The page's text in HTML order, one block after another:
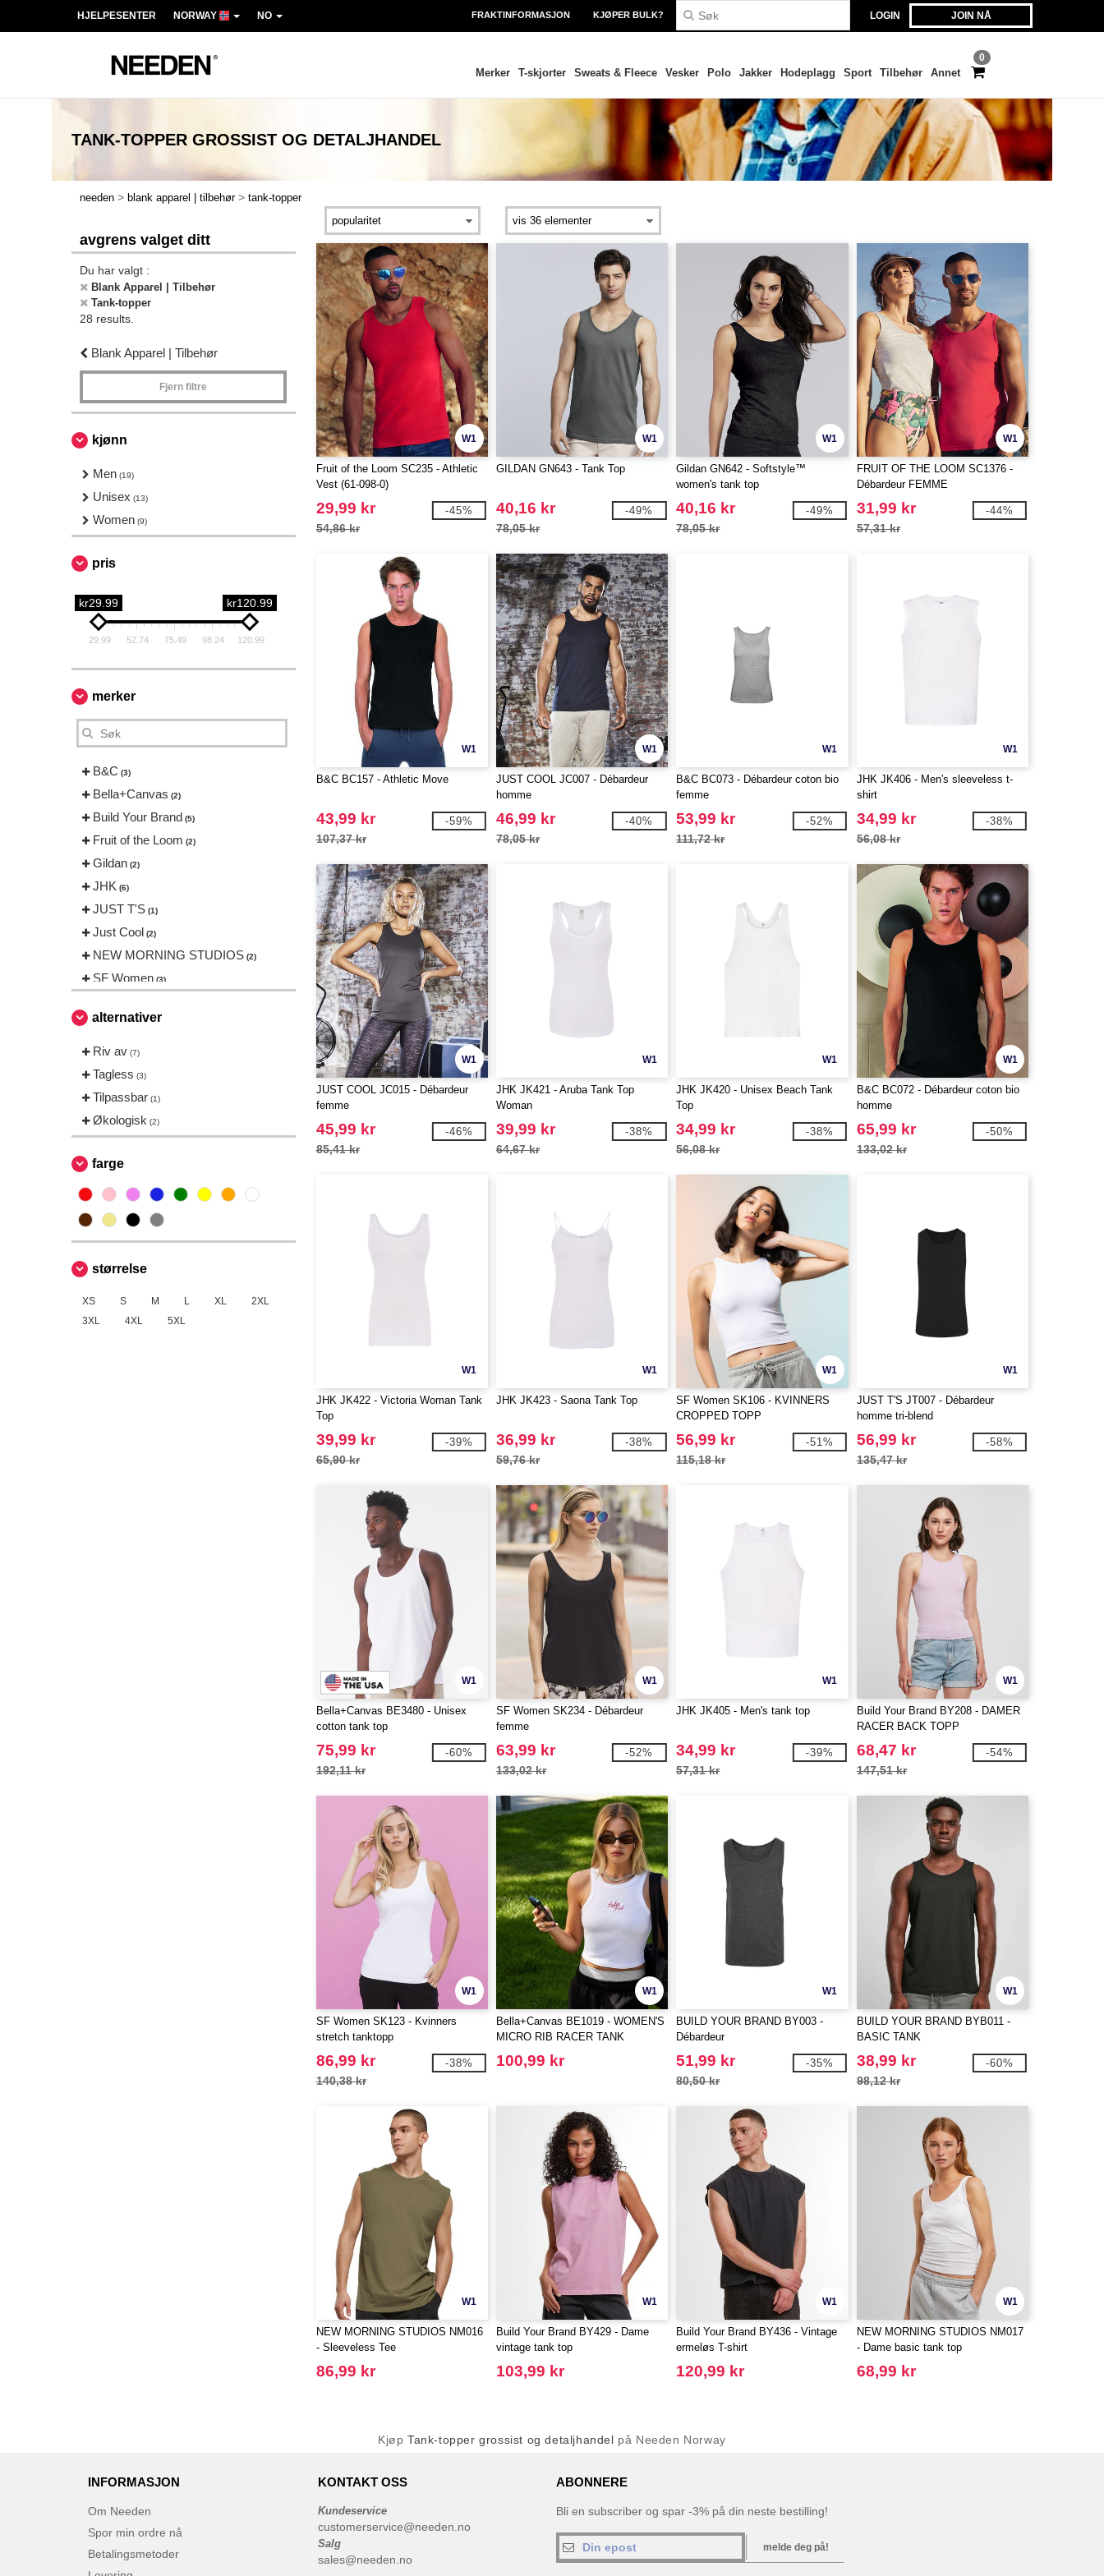
LOGIN JOIN NÅ
HJELPESENTER NORWAY NO FRAKTINFORMASJON KJØPER BULK?
0
Merker T-skjorter Sweats & Fleece Vesker Polo Jakker Hodeplagg Sport Tilbehør Annet
TANK-TOPPER GROSSIST OG DETALJHANDEL
needen > blank apparel | tilbehør > tank-topper
avgrens valget ditt
Du har valgt :
Blank Apparel | Tilbehør
Tank-topper
28 results.
Blank Apparel | Tilbehør
Fjern filtre
kjønn
Men (19)
Unisex (13)
Women (9)
pris
kr29.99 kr120.99
29.99 52.74 75.49 98.24 120.99
merker
B&C (3)
Bella+Canvas (2)
Build Your Brand (5)
Fruit of the Loom (2)
Gildan (2)
JHK (6)
JUST T'S (1)
Just Cool (2)
NEW MORNING STUDIOS (2)
SF Women (3)
alternativer
Riv av (7)
Tagless (3)
Tilpassbar (1)
Økologisk (2)
farge
størrelse
XS S M L XL
2XL
3XL
4XL 5XL
W1
Fruit of the Loom SC235 - Athletic
Vest (61-098-0)
29,99 kr
54,86 kr
-45%
W1
GILDAN GN643 - Tank Top
40,16 kr
78,05 kr
-49%
W1
Gildan GN642 - Softstyle™
women's tank top
40,16 kr
78,05 kr
-49%
W1
FRUIT OF THE LOOM SC1376 -
Débardeur FEMME
31,99 kr
57,31 kr
-44%
W1
B&C BC157 - Athletic Move
43,99 kr
107,37 kr
-59%
W1
JUST COOL JC007 - Débardeur
homme
46,99 kr
78,05 kr
-40%
W1
B&C BC073 - Débardeur coton bio
femme
53,99 kr
111,72 kr
-52%
W1
JHK JK406 - Men's sleeveless t-
shirt
34,99 kr
56,08 kr
-38%
W1
JUST COOL JC015 - Débardeur
femme
45,99 kr
85,41 kr
-46%
W1
JHK JK421 - Aruba Tank Top
Woman
39,99 kr
64,67 kr
-38%
W1
JHK JK420 - Unisex Beach Tank
Top
34,99 kr
56,08 kr
-38%
W1
B&C BC072 - Débardeur coton bio
homme
65,99 kr
133,02 kr
-50%
W1
JHK JK422 - Victoria Woman Tank
Top
39,99 kr
65,90 kr
-39%
W1
JHK JK423 - Saona Tank Top
36,99 kr
59,76 kr
-38%
W1
SF Women SK106 - KVINNERS
CROPPED TOPP
56,99 kr
115,18 kr
-51%
W1
JUST T'S JT007 - Débardeur
homme tri-blend
56,99 kr
135,47 kr
-58%
W1
Bella+Canvas BE3480 - Unisex
cotton tank top
75,99 kr
192,11 kr
-60%
W1
SF Women SK234 - Débardeur
femme
63,99 kr
133,02 kr
-52%
W1
JHK JK405 - Men's tank top
34,99 kr
57,31 kr
-39%
W1
Build Your Brand BY208 - DAMER
RACER BACK TOPP
68,47 kr
147,51 kr
-54%
W1
SF Women SK123 - Kvinners
stretch tanktopp
86,99 kr
140,38 kr
-38%
W1
Bella+Canvas BE1019 - WOMEN'S
MICRO RIB RACER TANK
100,99 kr
W1
BUILD YOUR BRAND BY003 -
Débardeur
51,99 kr
80,50 kr
-35%
W1
BUILD YOUR BRAND BYB011 -
BASIC TANK
38,99 kr
98,12 kr
-60%
W1
NEW MORNING STUDIOS NM016
- Sleeveless Tee
86,99 kr
W1
Build Your Brand BY429 - Dame
vintage tank top
103,99 kr
W1
Build Your Brand BY436 - Vintage
ermeløs T-shirt
120,99 kr
W1
NEW MORNING STUDIOS NM017
- Dame basic tank top
68,99 kr
KjøpTank-topper grossist og detaljhandel på Needen Norway
INFORMASJON
Om Needen
Spor min ordre nå
Betalingsmetoder
KONTAKT OSS
Kundeservice
customerservice@needen.no
Salg
sales@needen.no
ABONNERE
Bli en subscriber og spar -3% på din neste bestilling!
melde deg på!